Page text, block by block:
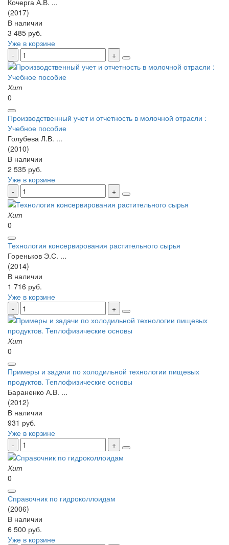
Кочерга А.В. ...
(2017)
В наличии
3 485 руб.
Уже в корзине
Хит
0
Производственный учет и отчетность в молочной отрасли :
Учебное пособие
Голубева Л.В. ...
(2010)
В наличии
2 535 руб.
Уже в корзине
Хит
0
Технология консервирования растительного сырья
Гореньков Э.С. ...
(2014)
В наличии
1 716 руб.
Уже в корзине
Хит
0
Примеры и задачи по холодильной технологии пищевых
продуктов. Теплофизические основы
Бараненко А.В. ...
(2012)
В наличии
931 руб.
Уже в корзине
Хит
0
Справочник по гидроколлоидам
(2006)
В наличии
6 500 руб.
Уже в корзине